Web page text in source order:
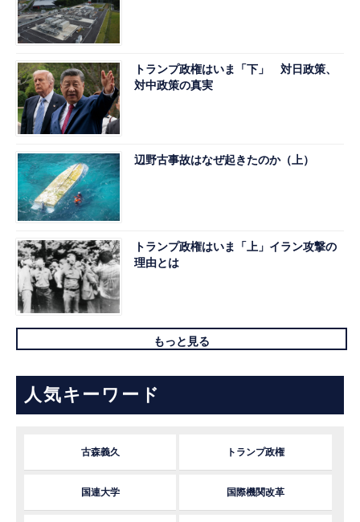
トランプ政権はいま「下」 対日政策、
対中政策の真実
辺野古事故はなぜ起きたのか（上）
トランプ政権はいま「上」イラン攻撃の
理由とは
もっと見る
人気キーワード
古森義久 トランプ政権
国連大学 国際機関改革